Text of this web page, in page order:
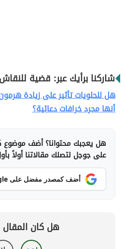
شاركنا برأيك عبر: قضية
هل للحلويات تأثير على زيادة
أنها مجرد خرافات دعائية؟
هل يعجبك محتوانا؟ أضف
على جوجل لتصلك مقالاتنا أولاً
أضف كمصدر مفضل على Google
هل كان المقال